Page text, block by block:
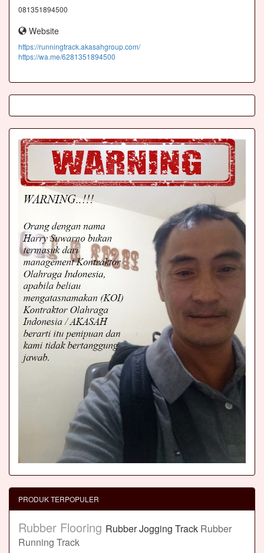
081351894500
Website
https://runningtrack.akasahgroup.com/
https://wa.me/6281351894500
PRODUK TERPOPULER
Rubber Flooring Rubber Jogging Track Rubber
Running Track